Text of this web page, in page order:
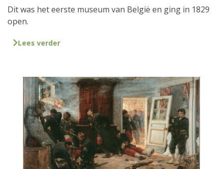
Dit was het eerste museum van België en ging in 1829
open.
Lees verder